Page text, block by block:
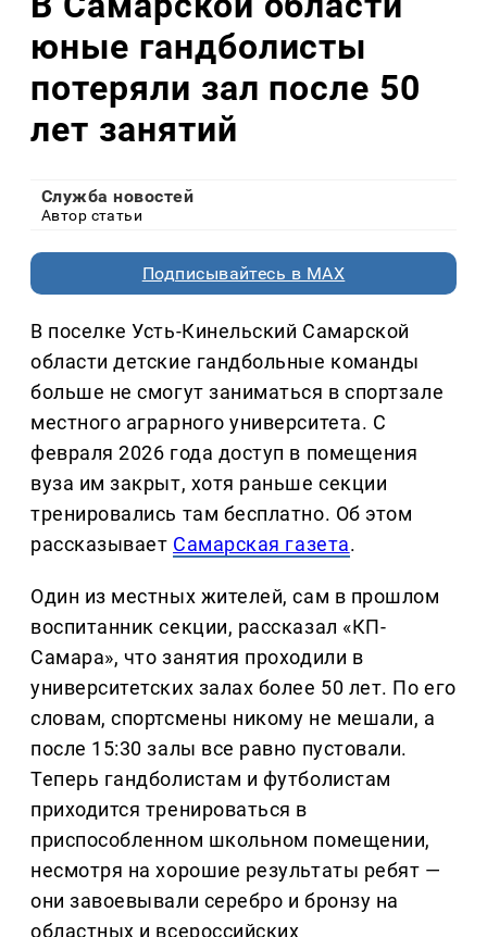
юные гандболисты
потеряли зал после 50
лет занятий
Служба новостей
Автор статьи
Подписывайтесь в MAX
В поселке Усть-Кинельский Самарской
области детские гандбольные команды
больше не смогут заниматься в спортзале
местного аграрного университета. С
февраля 2026 года доступ в помещения
вуза им закрыт, хотя раньше секции
тренировались там бесплатно. Об этом
рассказывает Самарская газета.
Один из местных жителей, сам в прошлом
воспитанник секции, рассказал «КП-
Самара», что занятия проходили в
университетских залах более 50 лет. По его
словам, спортсмены никому не мешали, а
после 15:30 залы все равно пустовали.
Теперь гандболистам и футболистам
приходится тренироваться в
приспособленном школьном помещении,
несмотря на хорошие результаты ребят —
они завоевывали серебро и бронзу на
областных и всероссийских